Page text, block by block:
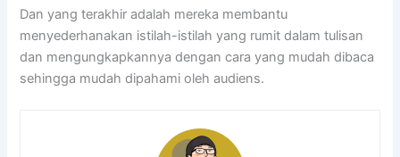
Dan yang terakhir adalah mereka membantu
menyederhanakan istilah-istilah yang rumit dalam tulisan
dan mengungkapkannya dengan cara yang mudah dibaca
sehingga mudah dipahami oleh audiens.